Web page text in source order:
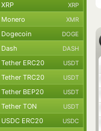
XRP XRP
Monero XMR
Dogecoin DOGE
Dash DASH
Tether ERC20 USDT
Tether TRC20 USDT
Tether BEP20 USDT
Tether TON USDT
USDC ERC20 USDC